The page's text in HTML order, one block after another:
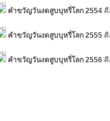
คำขวัญวันงดสูบบุหรี่โลก 2554 คื
คำขวัญวันงดสูบบุหรี่โลก 2555 คื
คำขวัญวันงดสูบบุหรี่โลก 2556